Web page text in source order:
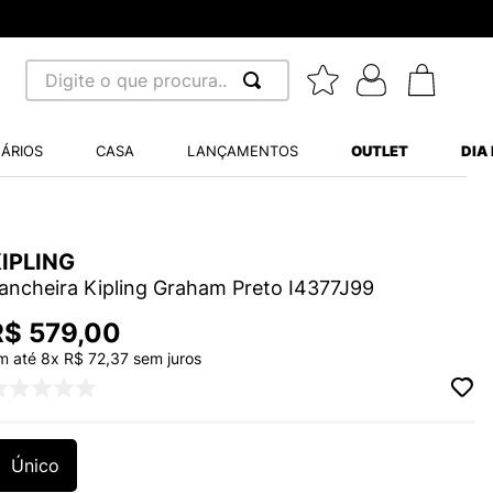
Digite o que procura...
CASA LANÇAMENTOS OUTLET DIA
Kipling Graham Preto I4377J99
579,00
até8x R$ 72,37 sem juros
Único
BALANCE 530